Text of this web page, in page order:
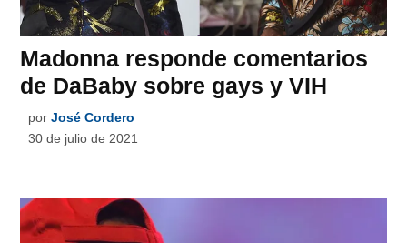
Madonna responde comentarios
de DaBaby sobre gays y VIH
por José Cordero
30 de julio de 2021